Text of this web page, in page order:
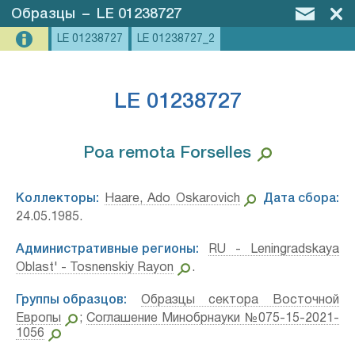
Образцы – LE 01238727
LE 01238727 LE 01238727_2
LE 01238727
Poa remota Forselles⁣
Коллекторы: Haare, Ado Oskarovich
Дата сбора:
24.05.1985.
Административные регионы:
RU - Leningradskaya
Oblast' - Tosnenskiy Rayon
.
Группы образцов:
Образцы сектора Восточной
Европы
;Соглашение Минобрнауки №075-15-2021-
1056